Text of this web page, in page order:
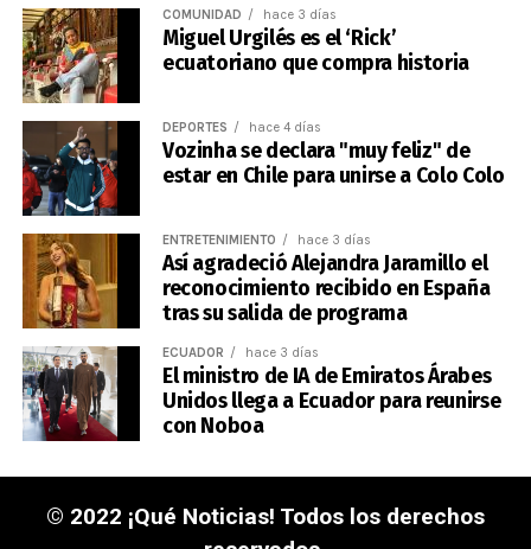
COMUNIDAD hace 3 días
Miguel Urgilés es el ‘Rick’
ecuatoriano que compra historia
DEPORTES hace 4 días
Vozinha se declara "muy feliz" de
estar en Chile para unirse a Colo Colo
ENTRETENIMIENTO hace 3 días
Así agradeció Alejandra Jaramillo el
reconocimiento recibido en España
tras su salida de programa
ECUADOR hace 3 días
El ministro de IA de Emiratos Árabes
Unidos llega a Ecuador para reunirse
con Noboa
© 2022 ¡Qué Noticias! Todos los derechos